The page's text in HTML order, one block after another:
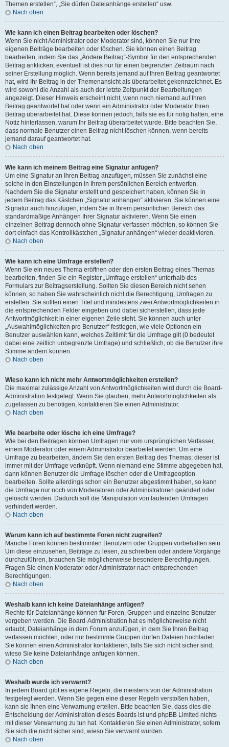
Themen erstellen“, „Sie dürfen Dateianhänge erstellen“ usw.
Nach oben
Wie kann ich einen Beitrag bearbeiten oder löschen?
Wenn Sie nicht Administrator oder Moderator sind, können Sie nur Ihre
eigenen Beiträge bearbeiten oder löschen. Sie können einen Beitrag
bearbeiten, indem Sie das „Ändere Beitrag“-Symbol für den entsprechenden
Beitrag anklicken; eventuell ist dies nur für einen begrenzten Zeitraum nach
seiner Erstellung möglich. Wenn bereits jemand auf Ihren Beitrag geantwortet
hat, wird Ihr Beitrag in der Themenansicht als überarbeitet gekennzeichnet. Es
wird sowohl die Anzahl als auch der letzte Zeitpunkt der Bearbeitungen
angezeigt. Dieser Hinweis erscheint nicht, wenn noch niemand auf Ihren
Beitrag geantwortet hat oder wenn ein Administrator oder Moderator Ihren
Beitrag überarbeitet hat. Diese können jedoch, falls sie es für nötig halten, eine
Notiz hinterlassen, warum Ihr Beitrag überarbeitet wurde. Bitte beachten Sie,
dass normale Benutzer einen Beitrag nicht löschen können, wenn bereits
jemand darauf geantwortet hat.
Nach oben
Wie kann ich meinem Beitrag eine Signatur anfügen?
Um eine Signatur an Ihren Beitrag anzufügen, müssen Sie zunächst eine
solche in den Einstellungen in Ihrem persönlichen Bereich entwerfen.
Nachdem Sie die Signatur erstellt und gespeichert haben, können Sie in
jedem Beitrag das Kästchen „Signatur anhängen“ aktivieren. Sie können eine
Signatur auch hinzufügen, indem Sie in Ihrem persönlichen Bereich das
standardmäßige Anhängen Ihrer Signatur aktivieren. Wenn Sie einen
einzelnen Beitrag dennoch ohne Signatur verfassen möchten, so können Sie
dort einfach das Kontrollkästchen „Signatur anhängen“ wieder deaktivieren.
Nach oben
Wie kann ich eine Umfrage erstellen?
Wenn Sie ein neues Thema eröffnen oder den ersten Beitrag eines Themas
bearbeiten, finden Sie ein Register „Umfrage erstellen“ unterhalb des
Formulars zur Beitragserstellung. Sollten Sie diesen Bereich nicht sehen
können, so haben Sie wahrscheinlich nicht die Berechtigung, Umfragen zu
erstellen. Sie sollten einen Titel und mindestens zwei Antwortmöglichkeiten in
die entsprechenden Felder eingeben und dabei sicherstellen, dass jede
Antwortmöglichkeit in einer eigenen Zeile steht. Sie können auch unter
„Auswahlmöglichkeiten pro Benutzer“ festlegen, wie viele Optionen ein
Benutzer auswählen kann, welches Zeitlimit für die Umfrage gilt (0 bedeutet
dabei eine zeitlich unbegrenzte Umfrage) und schließlich, ob die Benutzer ihre
Stimme ändern können.
Nach oben
Wieso kann ich nicht mehr Antwortmöglichkeiten erstellen?
Die maximal zulässige Anzahl von Antwortmöglichkeiten wird durch die Board-
Administration festgelegt. Wenn Sie glauben, mehr Antwortmöglichkeiten als
zugelassen zu benötigen, kontaktieren Sie einen Administrator.
Nach oben
Wie bearbeite oder lösche ich eine Umfrage?
Wie bei den Beiträgen können Umfragen nur vom ursprünglichen Verfasser,
einem Moderator oder einem Administrator bearbeitet werden. Um eine
Umfrage zu bearbeiten, ändern Sie den ersten Beitrag des Themas; dieser ist
immer mit der Umfrage verknüpft. Wenn niemand eine Stimme abgegeben hat,
dann können Benutzer die Umfrage löschen oder die Umfrageoption
bearbeiten. Sollte allerdings schon ein Benutzer abgestimmt haben, so kann
die Umfrage nur noch von Moderatoren oder Administratoren geändert oder
gelöscht werden. Dadurch soll die Manipulation von laufenden Umfragen
verhindert werden.
Nach oben
Warum kann ich auf bestimmte Foren nicht zugreifen?
Manche Foren können bestimmten Benutzern oder Gruppen vorbehalten sein.
Um diese einzusehen, Beiträge zu lesen, zu schreiben oder andere Vorgänge
durchzuführen, brauchen Sie möglicherweise besondere Berechtigungen.
Fragen Sie einen Moderator oder Administrator nach entsprechenden
Berechtigungen.
Nach oben
Weshalb kann ich keine Dateianhänge anfügen?
Rechte für Dateianhänge können für Foren, Gruppen und einzelne Benutzer
vergeben werden. Die Board-Administration hat es möglicherweise nicht
erlaubt, Dateianhänge in dem Forum anzufügen, in dem Sie Ihren Beitrag
verfassen möchten, oder nur bestimmte Gruppen dürfen Dateien hochladen.
Sie können einen Administrator kontaktieren, falls Sie sich nicht sicher sind,
wieso Sie keine Dateianhänge anfügen können.
Nach oben
Weshalb wurde ich verwarnt?
In jedem Board gibt es eigene Regeln, die meistens von der Administration
festgelegt werden. Wenn Sie gegen eine dieser Regeln verstoßen haben,
kann sie Ihnen eine Verwarnung erteilen. Bitte beachten Sie, dass dies die
Entscheidung der Administration dieses Boards ist und phpBB Limited nichts
mit dieser Verwarnung zu tun hat. Kontaktieren Sie einen Administrator, sofern
Sie sich die nicht sicher sind, wieso Sie verwarnt wurden.
Nach oben